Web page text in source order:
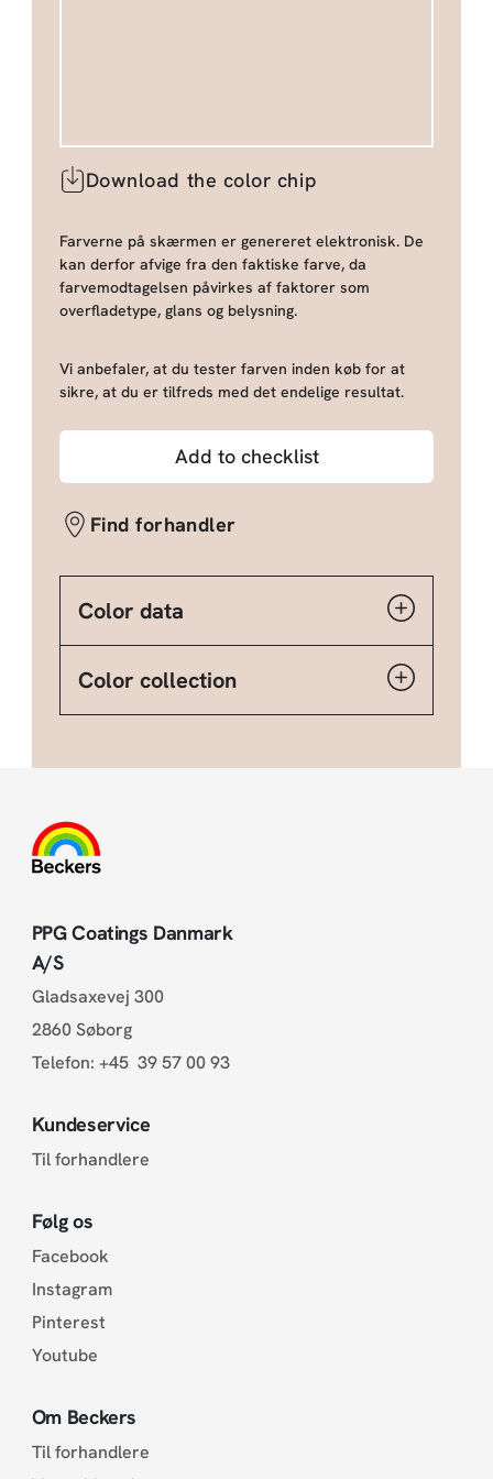
Download the color chip
Farverne på skærmen er genereret elektronisk. De
kan derfor afvige fra den faktiske farve, da
farvemodtagelsen påvirkes af faktorer som
overfladetype, glans og belysning.
Vi anbefaler, at du tester farven inden køb for at
sikre, at du er tilfreds med det endelige resultat.
Add to checklist
Find forhandler
Color data
Color collection
PPG Coatings Danmark
A/S
Gladsaxevej 300
2860 Søborg
Telefon: +45 39 57 00 93
Kundeservice
Til forhandlere
Følg os
Facebook
Instagram
Pinterest
Youtube
Om Beckers
Til forhandlere